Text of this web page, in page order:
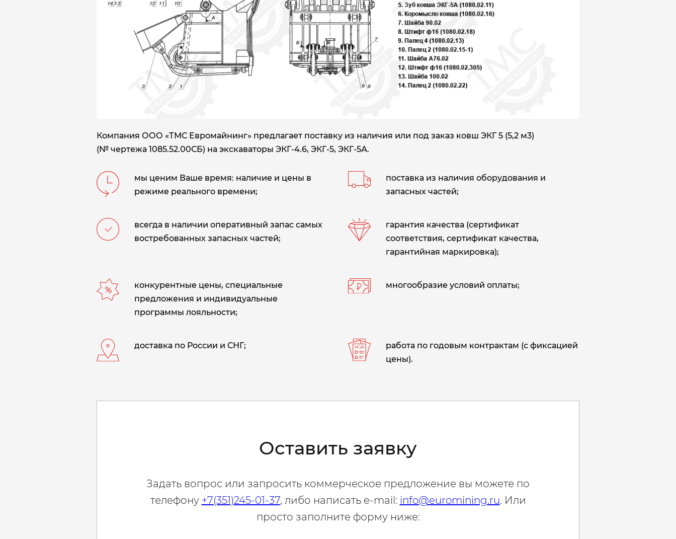
Компания ООО «ТМС Евромайнинг» предлагает поставку из наличия или под заказ ковш ЭКГ 5 (5,2 м3)
(№ чертежа 1085.52.00СБ) на экскаваторы ЭКГ-4.6, ЭКГ-5, ЭКГ-5А.
мы ценим Ваше время: наличие и цены в
режиме реального времени;
поставка из наличия оборудования и
запасных частей;
всегда в наличии оперативный запас самых
востребованных запасных частей;
гарантия качества (сертификат
соответствия, сертификат качества,
гарантийная маркировка);
конкурентные цены, специальные
предложения и индивидуальные
программы лояльности;
многообразие условий оплаты;
доставка по России и СНГ;
работа по годовым контрактам (с фиксацией
цены).
Оставить заявку
Задать вопрос или запросить коммерческое предложение вы можете по
телефону +7(351)245-01-37, либо написать e-mail: info@euromining.ru. Или
просто заполните форму ниже: